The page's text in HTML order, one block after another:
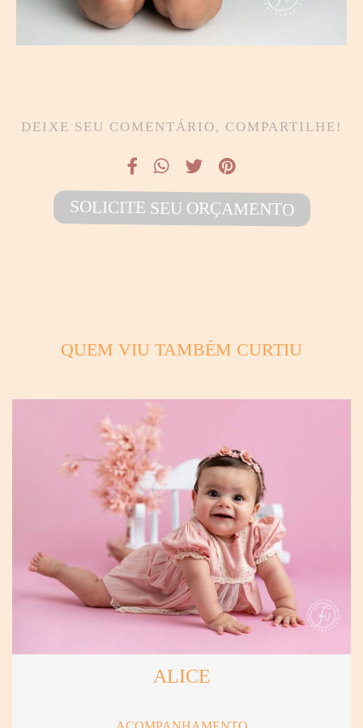
DEIXE SEU COMENTÁRIO, COMPARTILHE!
SOLICITE SEU ORÇAMENTO
QUEM VIU TAMBÉM CURTIU
ALICE